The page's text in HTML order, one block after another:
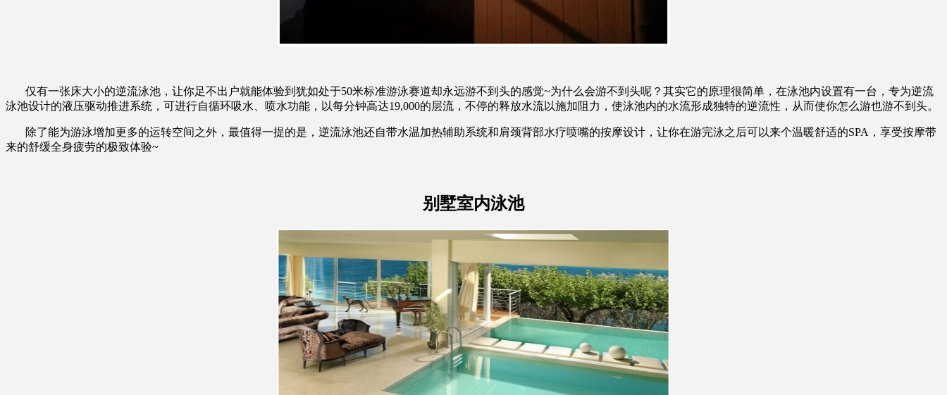
仅有一张床大小的逆流泳池，让你足不出户就能体验到犹如处于50米标准游泳赛道却永远游不到头的感觉~为什么会游不到头呢？其实它的原理很简单，在泳池内设置有一台，专为逆流
泳池设计的液压驱动推进系统，可进行自循环吸水、喷水功能，以每分钟高达19,000的层流，不停的释放水流以施加阻力，使泳池内的水流形成独特的逆流性，从而使你怎么游也游不到头。
除了能为游泳增加更多的运转空间之外，最值得一提的是，逆流泳池还自带水温加热辅助系统和肩颈背部水疗喷嘴的按摩设计，让你在游完泳之后可以来个温暖舒适的SPA，享受按摩带
来的舒缓全身疲劳的极致体验~
别墅室内泳池